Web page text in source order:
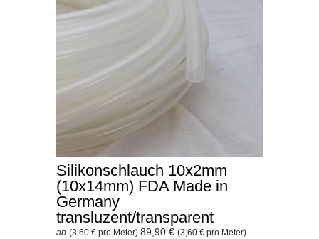
Silikonschlauch 10x2mm
(10x14mm) FDA Made in
Germany
transluzent/transparent
ab (3,60 € pro Meter) 89,90 € (3,60 € pro Meter)